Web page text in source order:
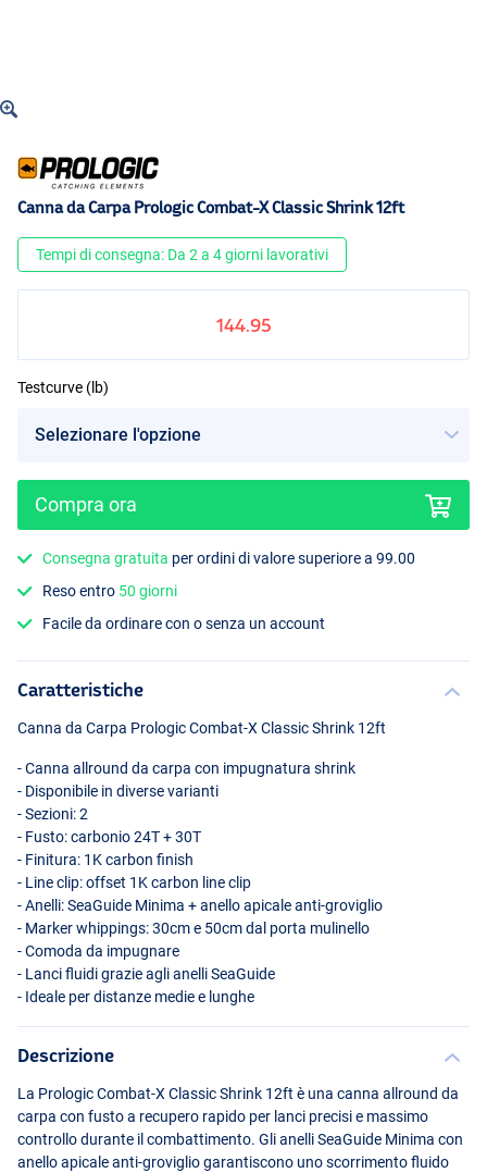
Canna da Carpa Prologic Combat-X Classic Shrink 12ft
Tempi di consegna: Da 2 a 4 giorni lavorativi
144.95
Testcurve (lb)
Compra ora
Consegna gratuita per ordini di valore superiore a 99.00
Reso entro 50 giorni
Facile da ordinare con o senza un account
Caratteristiche
Canna da Carpa Prologic Combat-X Classic Shrink 12ft
- Canna allround da carpa con impugnatura shrink
- Disponibile in diverse varianti
- Sezioni: 2
- Fusto: carbonio 24T + 30T
- Finitura: 1K carbon finish
- Line clip: offset 1K carbon line clip
- Anelli: SeaGuide Minima + anello apicale anti-groviglio
- Marker whippings: 30cm e 50cm dal porta mulinello
- Comoda da impugnare
- Lanci fluidi grazie agli anelli SeaGuide
- Ideale per distanze medie e lunghe
Descrizione
La Prologic Combat-X Classic Shrink 12ft è una canna allround da
carpa con fusto a recupero rapido per lanci precisi e massimo
controllo durante il combattimento. Gli anelli SeaGuide Minima con
anello apicale anti-groviglio garantiscono uno scorrimento fluido